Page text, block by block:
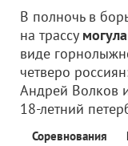
В полночь в
на трассу могула
виде
четверо
Андрей Волков
18-летний
Соревнования